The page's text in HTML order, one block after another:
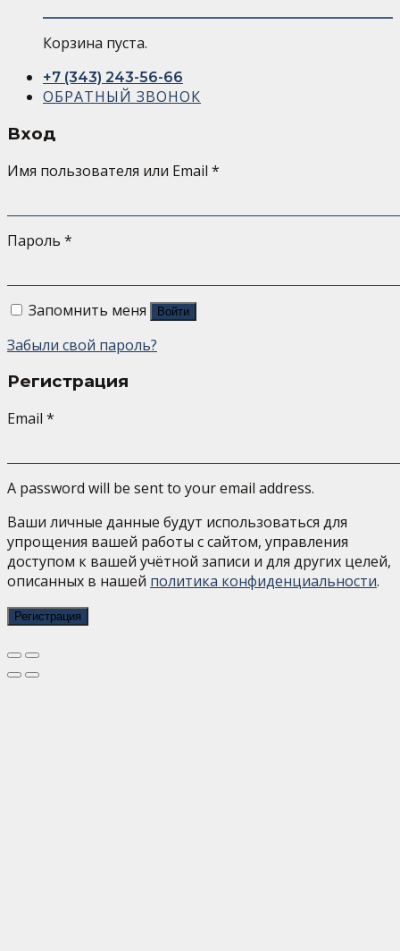
Корзина пуста.
+7 (343) 243-56-66
ОБРАТНЫЙ ЗВОНОК
Вход
Имя пользователя или Email *
Пароль *
Запомнить меня Войти
Забыли свой пароль?
Регистрация
Email *
A password will be sent to your email address.
Ваши личные данные будут использоваться для
упрощения вашей работы с сайтом, управления
доступом к вашей учётной записи и для других целей,
описанных в нашей политика конфиденциальности.
Регистрация